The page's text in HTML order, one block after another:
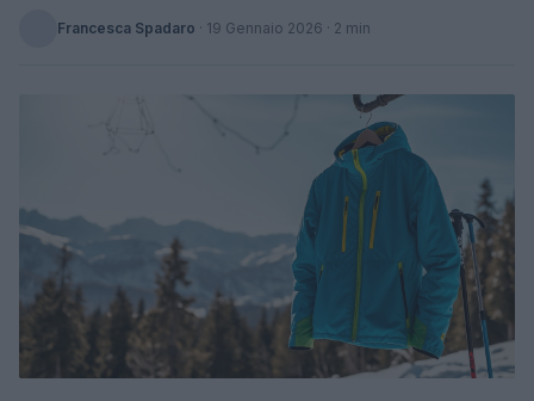
Francesca Spadaro · 19 Gennaio 2026 · 2 min